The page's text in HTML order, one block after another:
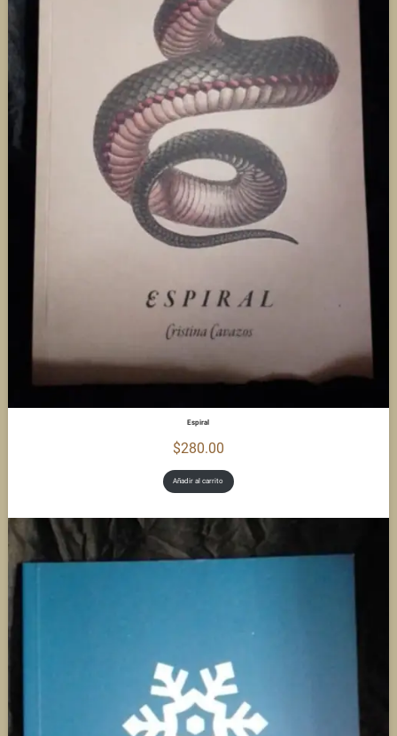
Espiral
$280.00
Añadir al carrito